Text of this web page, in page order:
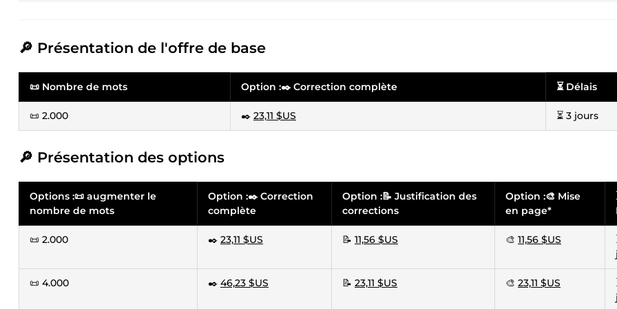
🔎 Présentation de l'offre de base
📜 Nombre de mots Option :✒️ Correction complète ⏳ Délais
📜 2.000 ✒️ 23,11 $US ⏳ 3 jours
🔎 Présentation des options
Options :📜 augmenter le
nombre de mots
Option :✒️ Correction
complète
Option :📝 Justification des
corrections
Option :🎨 Mise
en page*
📜 2.000 ✒️ 23,11 $US 📝 11,56 $US 🎨 11,56 $US
📜 4.000 ✒️ 46,23 $US 📝 23,11 $US 🎨 23,11 $US